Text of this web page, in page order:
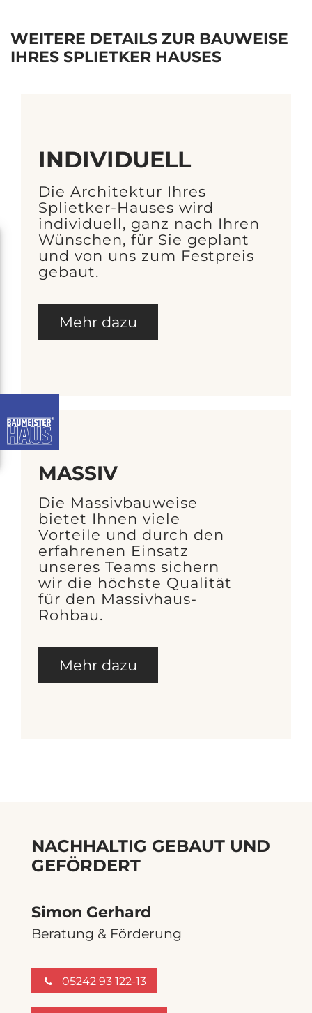
WEITERE DETAILS ZUR BAUWEISE
IHRES SPLIETKER HAUSES
INDIVIDUELL
Die Architektur Ihres
Splietker-Hauses wird
individuell, ganz nach Ihren
Wünschen, für Sie geplant
und von uns zum Festpreis
gebaut.
Mehr dazu
MASSIV
Die Massivbauweise
bietet Ihnen viele
Vorteile und durch den
erfahrenen Einsatz
unseres Teams sichern
wir die höchste Qualität
für den Massivhaus-
Rohbau.
Mehr dazu
NACHHALTIG GEBAUT UND
GEFÖRDERT
Simon Gerhard
Beratung & Förderung
05242 93 122-13